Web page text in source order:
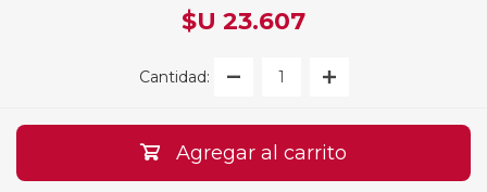
$U 23.607
Cantidad:
Agregar al carrito